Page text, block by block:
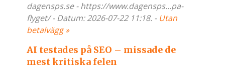
dagensps.se - https://www.dagensps...pa-
flyget/ - Datum: 2026-07-22 11:18. - Utan
betalvägg »
AI testades på SEO – missade de
mest kritiska felen